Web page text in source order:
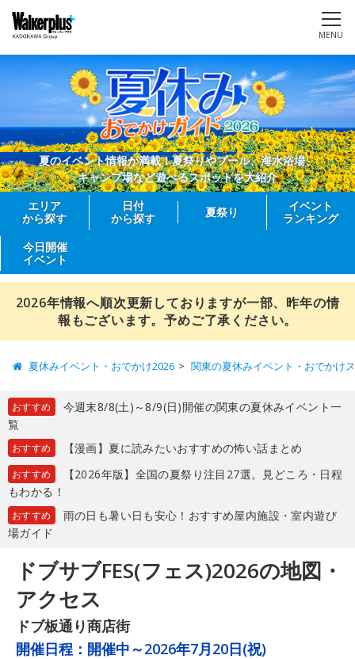
MENU
夏のイベント情報が満載！夏祭りやプール、海水浴場、
キャンプ場など遊べるスポットを大紹介
エリア
から探す
日付
から探す
夏祭り
イベント
ランキング
今日開催
イベント
2026年情報へ順次更新しておりますが一部、昨年の情
報もございます。予めご了承ください。
夏休みイベント・おでかけ2026 関東の夏休みイベント・おでかけ
おすすめ
今週末8/8(土)～8/9(日)開催の関東の夏休みイベント一
覧
おすすめ 【漫画】夏に読みたいおすすめの怖い話まとめ
おすすめ
【2026年版】全国の夏祭り注目27選。見どころ・日程
もわかる！
おすすめ
雨の日も暑い日も安心！おすすめ屋内施設・室内遊び
場ガイド
ドブサブFES(フェス)2026の地図・
アクセス
ドブ板通り商店街
開催日程： 開催中～2026年7月20日(祝)